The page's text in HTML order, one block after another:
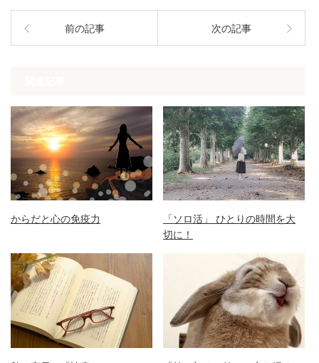
前の記事 次の記事
からだと心の免疫力
「ソロ活」 ひとりの時間を大
切に！